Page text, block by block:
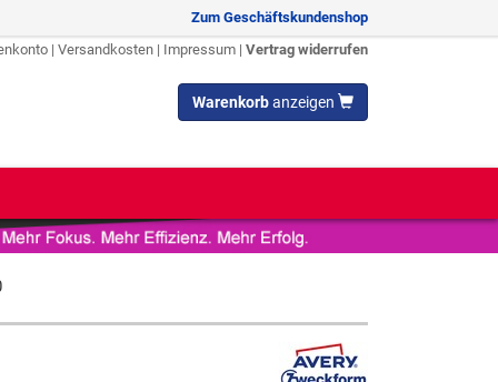
Zum Geschäftskundenshop
| Versandkosten | Impressum | Vertrag widerrufen
Warenkorbanzeigen